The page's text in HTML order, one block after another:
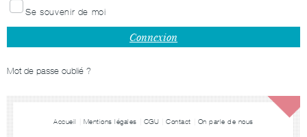
Se souvenir de moi
Mot de passe oublié ?
Accueil Mentions légales CGU Contact On parle de nous